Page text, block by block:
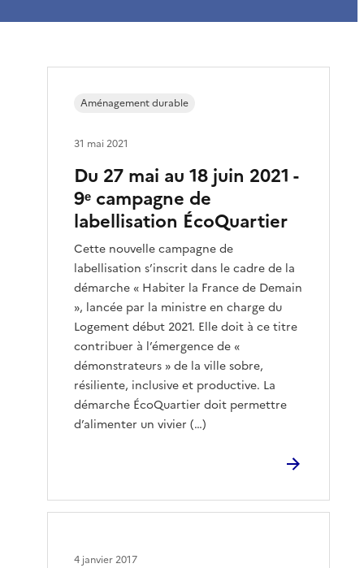
Du 27 mai au 18 juin 2021 -
9ᵉ campagne de
labellisation ÉcoQuartier
Cette nouvelle campagne de
labellisation s’inscrit dans le cadre de la
démarche « Habiter la France de Demain
», lancée par la ministre en charge du
Logement début 2021. Elle doit à ce titre
contribuer à l’émergence de «
démonstrateurs » de la ville sobre,
résiliente, inclusive et productive. La
démarche ÉcoQuartier doit permettre
d’alimenter un vivier (…)
Aménagement durable
31 mai 2021
4 janvier 2017